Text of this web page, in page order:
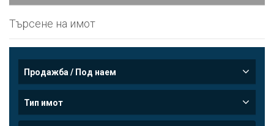
Търсене на имот
Продажба / Под наем
Тип имот